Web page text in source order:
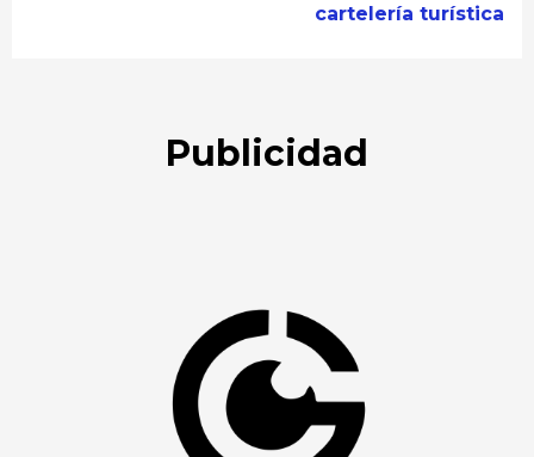
cartelería turística
Publicidad